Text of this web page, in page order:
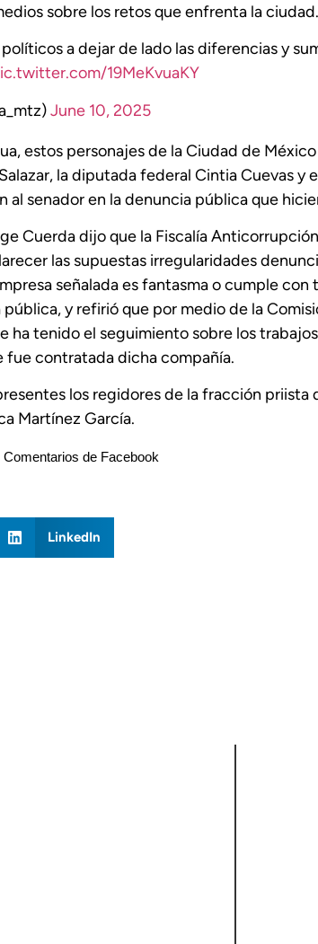
sobre los retos que enfrenta la ciudad.
a dejar de lado las diferencias y
19MeKvuaKY
June 10, 2025
estos personajes de la Ciudad de
la diputada federal Cintia Cuevas y
senador en la denuncia pública que
Cuerda dijo que la Fiscalía
las supuestas irregularidades
señalada es fantasma o cumple con
y refirió que por medio de la
ha tenido el seguimiento sobre los
fue contratada dicha compañía.
los regidores de la fracción priista
Martínez García.
Comentarios de Facebook
LinkedIn